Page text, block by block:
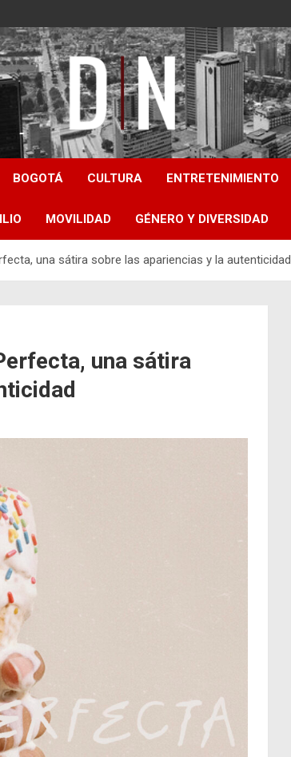
Noticias
BOGOTÁ CULTURA ENTRETENIMIENTO
MOVILIDAD GÉNERO Y DIVERSIDAD
una sátira sobre las apariencias y la autenticidad
una sátira